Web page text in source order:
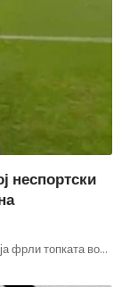
неспортски
фрли топката во…